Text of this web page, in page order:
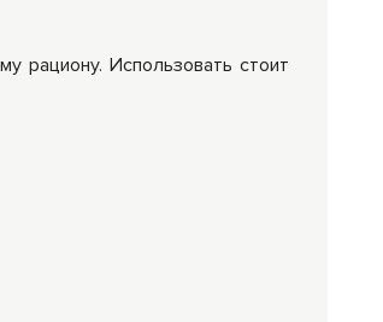
рациону. Использовать стоит